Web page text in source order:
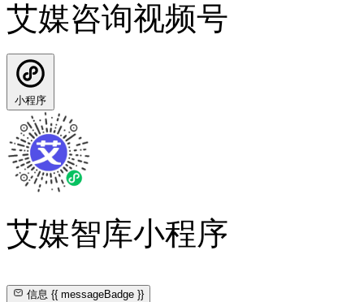
艾媒咨询视频号
小程序
艾媒智库小程序
信息{{ messageBadge }}